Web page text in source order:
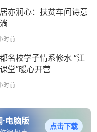
亦润心：扶贫车间诗意
时前
名校学子情系修水 “江
堂”暖心开营
时前
电脑版 点击下载